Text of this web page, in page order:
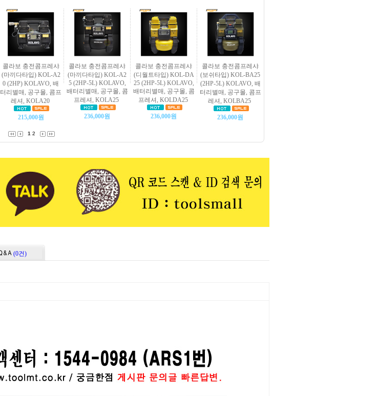
콜라보 충전콤프레샤
(마끼다타입) KOL-A2
0 (2HP) KOLAVO, 배
터리별매, 공구몰, 콤프
레셔, KOLA20
215,000원
콜라보 충전콤프레샤
(마끼다타입) KOL-A2
5 (2HP-5L) KOLAVO,
배터리별매, 공구몰, 콤
프레셔, KOLA25
236,000원
콜라보 충전콤프레샤
(디월트타입) KOL-DA
25 (2HP-5L) KOLAVO,
배터리별매, 공구몰, 콤
프레셔, KOLDA25
236,000원
콜라보 충전콤프레샤
(보쉬타입) KOL-BA25
(2HP-5L) KOLAVO, 배
터리별매, 공구몰, 콤프
레셔, KOLBA25
236,000원
1 2
(0건)